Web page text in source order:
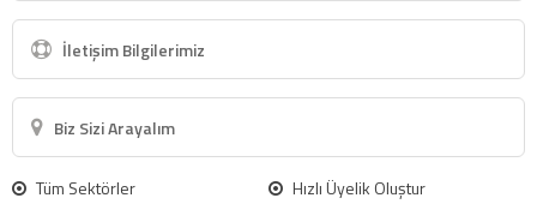
İletişim Bilgilerimiz
Biz Sizi Arayalım
Tüm Sektörler
Hızlı Üyelik Oluştur